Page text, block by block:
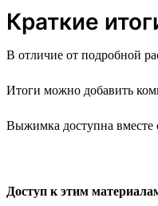
Краткие
В отличие от подробной
Итоги можно добавить
Выжимка доступна вместе
Доступ к этим